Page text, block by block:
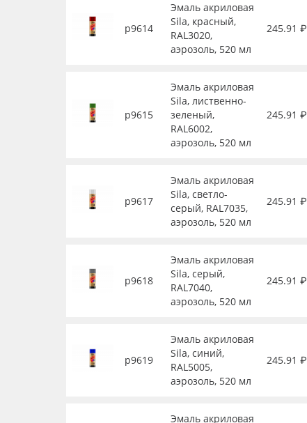
р9614
Эмаль акриловая
Sila, красный,
RAL3020,
аэрозоль, 520 мл
245.91 ₽
р9615
Эмаль акриловая
Sila, лиственно-
зеленый,
RAL6002,
аэрозоль, 520 мл
245.91 ₽
р9617
Эмаль акриловая
Sila, светло-
серый, RAL7035,
аэрозоль, 520 мл
245.91 ₽
р9618
Эмаль акриловая
Sila, серый,
RAL7040,
аэрозоль, 520 мл
245.91 ₽
р9619
Эмаль акриловая
Sila, синий,
RAL5005,
аэрозоль, 520 мл
245.91 ₽
Эмаль акриловая